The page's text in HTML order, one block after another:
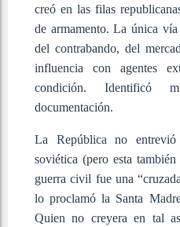
creó en las filas
de armamento. La única
del contrabando, del
influencia con agentes
condición. Identificó
documentación.
La República no
soviética (pero esta
guerra civil fue una
lo proclamó la Santa
Quien no creyera en tal